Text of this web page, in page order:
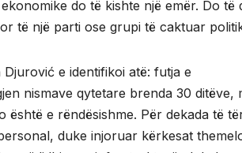
do të kishte një emër. Do të
të një parti ose grupi të caktuar
e identifikoi atë: futja e
nismave qytetare brenda 30 ditëve,
e rëndësishme. Për dekada të
duke injoruar kërkesat